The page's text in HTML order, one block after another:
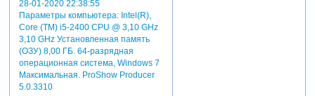
28-01-2020 22:38:55
Параметры компьютера:Intel(R),
Core (TM) i5-2400 CPU @ 3,10 GHz
3,10 GHz Установленная память
(ОЗУ) 8,00 ГБ. 64-разрядная
операционная система, Windows 7
Максимальная. ProShow Producer
5.0.3310